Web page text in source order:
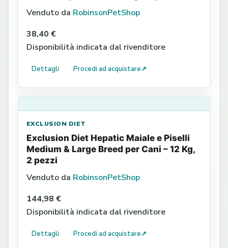
Venduto da RobinsonPetShop
38,40 €
Disponibilità indicata dal rivenditore
Dettagli Procedi ad acquistare↗
EXCLUSION DIET
Exclusion Diet Hepatic Maiale e Piselli
Medium & Large Breed per Cani – 12 Kg,
2 pezzi
Venduto da RobinsonPetShop
144,98 €
Disponibilità indicata dal rivenditore
Dettagli Procedi ad acquistare↗